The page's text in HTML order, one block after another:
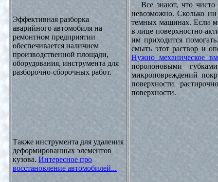
Эффективная разборка
аварийного автомобиля на
ремонтном предприятии
обеспечивается наличием
производственной площади,
оборудования, инструмента для
разборочно-сборочных работ.
Также инструмента для удаления
деформированных элементов
кузова.Интересное про
восстановление автомобилей...
Все знают, что чисто
невозможно. Сколько
темных машинах. Если
в лице поверхностно-
им приходится
смыть этот раствор и
Нужно механическое
поролоновыми
микроповреждений
поверхности
поверхности.